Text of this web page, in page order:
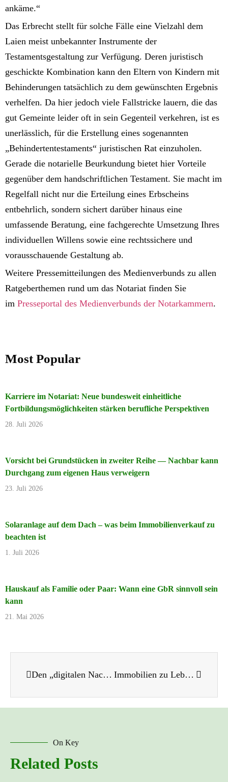
ankäme.“
Das Erbrecht stellt für solche Fälle eine Vielzahl dem
Laien meist unbekannter Instrumente der
Testamentsgestaltung zur Verfügung. Deren juristisch
geschickte Kombination kann den Eltern von Kindern mit
Behinderungen tatsächlich zu dem gewünschten Ergebnis
verhelfen. Da hier jedoch viele Fallstricke lauern, die das
gut Gemeinte leider oft in sein Gegenteil verkehren, ist es
unerlässlich, für die Erstellung eines sogenannten
„Behindertentestaments“ juristischen Rat einzuholen.
Gerade die notarielle Beurkundung bietet hier Vorteile
gegenüber dem handschriftlichen Testament. Sie macht im
Regelfall nicht nur die Erteilung eines Erbscheins
entbehrlich, sondern sichert darüber hinaus eine
umfassende Beratung, eine fachgerechte Umsetzung Ihres
individuellen Willens sowie eine rechtssichere und
vorausschauende Gestaltung ab.
Weitere Pressemitteilungen des Medienverbunds zu allen
Ratgeberthemen rund um das Notariat finden Sie
im Presseportal des Medienverbunds der Notarkammern.
Most Popular
Karriere im Notariat: Neue bundesweit einheitliche
Fortbildungsmöglichkeiten stärken berufliche Perspektiven
28. Juli 2026
Vorsicht bei Grundstücken in zweiter Reihe — Nachbar kann
Durchgang zum eigenen Haus verweigern
23. Juli 2026
Solaranlage auf dem Dach – was beim Immobilienverkauf zu
beachten ist
1. Juli 2026
Hauskauf als Familie oder Paar: Wann eine GbR sinnvoll sein
kann
21. Mai 2026
Den „digitalen Nachlass“ regeln – Auch Social-Media-Konten gehören zum Erbe Immobilien zu Lebzeiten übertragen – 2022 noch Steuern sparen
On Key
Related Posts